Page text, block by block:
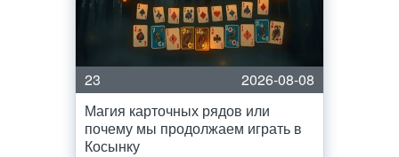
23
2026-08-08
Магия карточных рядов или
почему мы продолжаем играть в
Косынку